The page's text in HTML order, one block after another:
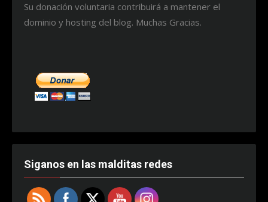
Su donación voluntaria contribuirá a mantener el
dominio y hosting del blog. Muchas Gracias.
Siganos en las malditas redes